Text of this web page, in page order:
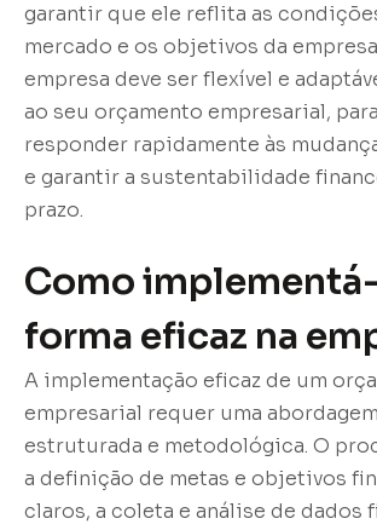
garantir que ele reflita as
mercado e os objetivos da
empresa deve ser flexível e
ao seu orçamento empresarial,
responder rapidamente às
e garantir a sustentabilidade
prazo.
Como
forma eficaz na
A implementação eficaz de um
empresarial requer uma
estruturada e metodológica. O
a definição de metas e objetivos
claros, a coleta e análise de dados